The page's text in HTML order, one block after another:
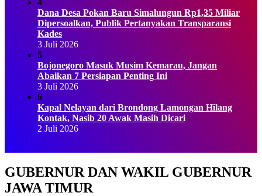
4
Dana Desa Pokan Baru Simalungun Rp1,35 Miliar
Dipersoalkan, Publik Pertanyakan Transparansi
Kades
3 Juli 2026
5
Bojonegoro Masuk Musim Kemarau, Jangan
Abaikan 7 Persiapan Penting Ini
3 Juli 2026
6
Kapal Nelayan dari Brondong Lamongan Hilang
Kontak, Nasib 20 Awak Masih Dicari
2 Juli 2026
GUBERNUR DAN WAKIL GUBERNUR
JAWA TIMUR